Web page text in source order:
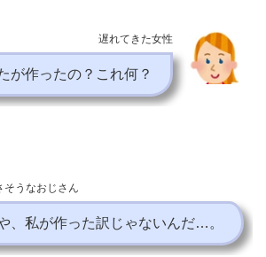
遅れてきた女性
が作ったの？これ何？
そうなおじさん
、私が作った訳じゃないんだ…。